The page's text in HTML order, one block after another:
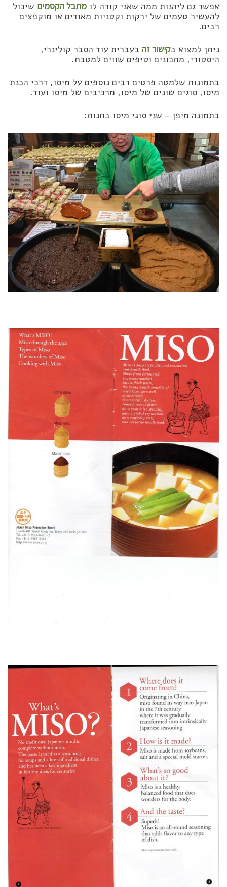
אפשר גם ליהנות ממה שאני קורה לו מתבל הקסמים שיכול
להעשיר טעמים של ירקות וקטניות מאודים או מוקפצים
רבים.
ניתן למצוא בקישור זה בעברית עוד הסבר קולינרי,
היסטורי, מתכונים וטיפים שווים למטבח.
בתמונות שלמטה פרטים רבים נוספים על מיסו, דרכי הכנת
מיסו, סוגים שונים של מיסו, מרכיבים של מיסו ועוד.
בתמונה מיפן – שני סוגי מיסו בחנות: